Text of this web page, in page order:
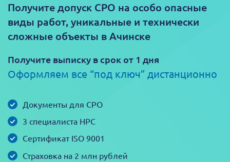
Получите допуск СРО на особо опасные
виды работ, уникальные и технически
сложные объекты в Ачинске
Получите выписку в срок от 1 дня
Оформляем все “под ключ” дистанционно
Документы для СРО
3 специалиста НРС
Сертификат ISO 9001
Страховка на 2 млн рублей